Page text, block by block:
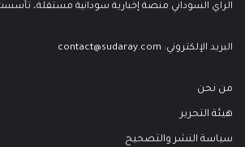
الراي السوداني منصة إخبارية سودانية مستقلة، تأسست
البريد الإلكتروني: contact@sudaray.com
من نحن
هيئة التحرير
سياسة النشر والتصحيح